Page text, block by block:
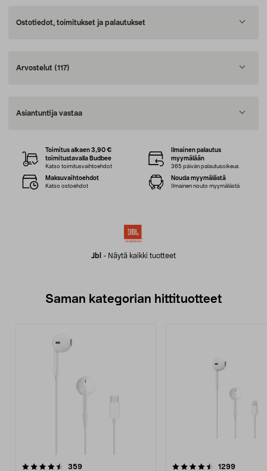
Ostotiedot, toimitukset ja palautukset
Arvostelut (117)
Asiantuntija vastaa
Jbl - Näytä kaikki tuotteet
Toimitus alkaen 3,90 €
toimitustavalla Budbee
Katso toimitusvaihtoehdot
Ilmainen palautus
myymälään
365 päivän palautusoikeus
Maksuvaihtoehdot
Katso ostoehdot
Nouda myymälästä
Ilmainen nouto myymälästä
Saman kategorian hittituotteet
359arvostelut
4.5 viidestä
1299
3.5 viidestä